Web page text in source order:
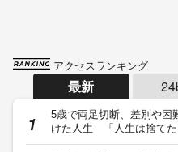
アクセスランキング
最新
5歳で両足切断、差別や困
けた人生 「人生は捨て